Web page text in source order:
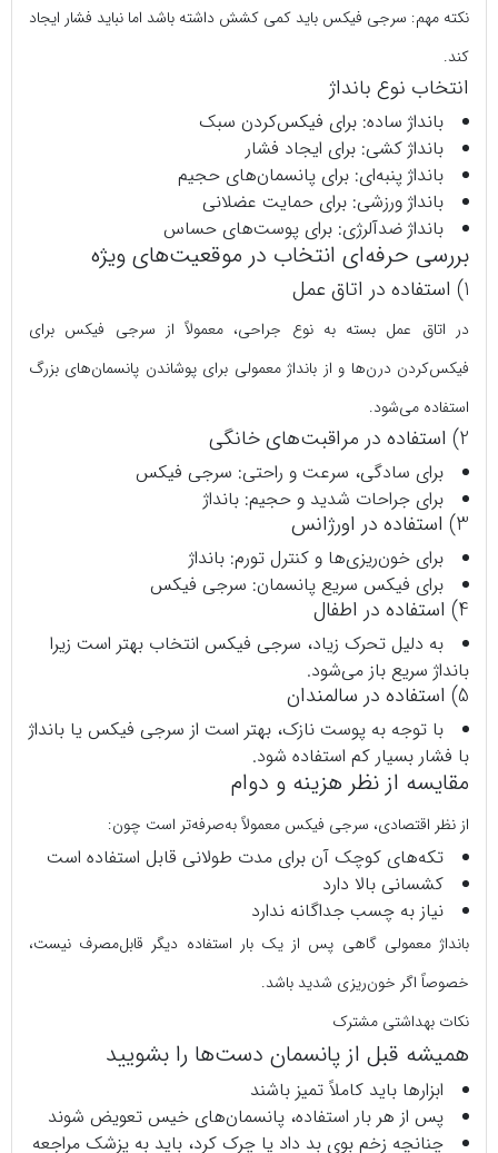
نکته مهم: سرجی‌ فیکس باید کمی کشش داشته باشد اما نباید فشار ایجاد
کند.
انتخاب نوع بانداژ
بانداژ ساده: برای فیکس‌کردن سبک
بانداژ کشی: برای ایجاد فشار
بانداژ پنبه‌ای: برای پانسمان‌های حجیم
بانداژ ورزشی: برای حمایت عضلانی
بانداژ ضدآلرژی: برای پوست‌های حساس
بررسی حرفه‌ای انتخاب در موقعیت‌های ویژه
1) استفاده در اتاق عمل
در اتاق عمل بسته به نوع جراحی، معمولاً از سرجی‌ فیکس برای
فیکس‌کردن درن‌ها و از بانداژ معمولی برای پوشاندن پانسمان‌های بزرگ
استفاده می‌شود.
2) استفاده در مراقبت‌های خانگی
برای سادگی، سرعت و راحتی: سرجی‌ فیکس
برای جراحات شدید و حجیم: بانداژ
3) استفاده در اورژانس
برای خون‌ریزی‌ها و کنترل تورم: بانداژ
برای فیکس سریع پانسمان: سرجی‌ فیکس
4) استفاده در اطفال
به دلیل تحرک زیاد، سرجی‌ فیکس انتخاب بهتر است زیرا
بانداژ سریع باز می‌شود.
5) استفاده در سالمندان
با توجه به پوست نازک، بهتر است از سرجی‌ فیکس یا بانداژ
با فشار بسیار کم استفاده شود.
مقایسه از نظر هزینه و دوام
از نظر اقتصادی، سرجی‌ فیکس معمولاً به‌صرفه‌تر است چون:
تکه‌های کوچک آن برای مدت طولانی قابل استفاده است
کشسانی بالا دارد
نیاز به چسب جداگانه ندارد
بانداژ معمولی گاهی پس از یک بار استفاده دیگر قابل‌مصرف نیست،
خصوصاً اگر خون‌ریزی شدید باشد.
نکات بهداشتی مشترک
همیشه قبل از پانسمان دست‌ها را بشویید
ابزارها باید کاملاً تمیز باشند
پس از هر بار استفاده، پانسمان‌های خیس تعویض شوند
چنانچه زخم بوی بد داد یا چرک کرد، باید به پزشک مراجعه